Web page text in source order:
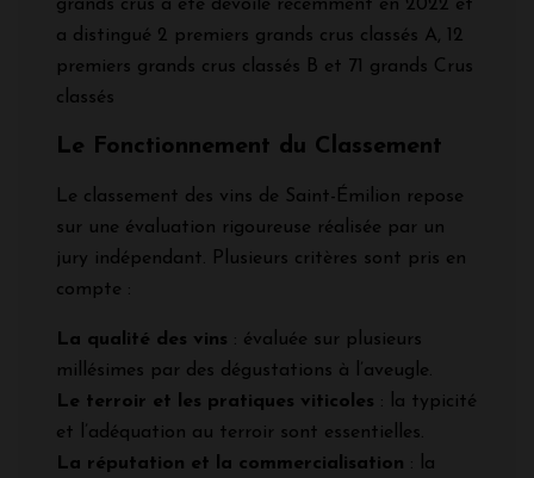
grands crus a été dévoilé récemment en 2022 et
a distingué 2 premiers grands crus classés A, 12
premiers grands crus classés B et 71 grands Crus
classés
Le Fonctionnement du Classement
Le classement des vins de Saint-Émilion repose
sur une évaluation rigoureuse réalisée par un
jury indépendant. Plusieurs critères sont pris en
compte :
La qualité des vins : évaluée sur plusieurs
millésimes par des dégustations à l’aveugle.
Le terroir et les pratiques viticoles : la typicité
et l’adéquation au terroir sont essentielles.
La réputation et la commercialisation : la